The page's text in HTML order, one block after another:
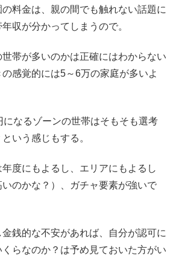
料金は、親の間でも触れない話題に
収が分かってしまうので。
帯が多いのかは正確にはわからない
感覚的には5～6万の家庭が多いよ
になるゾーンの世帯はそもそも選考
いう感じもする。
度にもよるし、エリアにもよるし
いのかな？）、ガチャ要素が強いで
銭的な不安があれば、自分が認可に
らなのか？は予め見ておいた方がい